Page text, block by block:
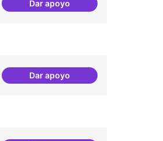
Dar apoyoProjecte Pilot - Refugi
Dar apoyoMemòria Històrica -